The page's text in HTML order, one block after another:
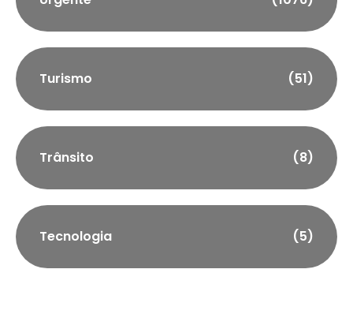
Turismo (51)
Trânsito (8)
Tecnologia (5)